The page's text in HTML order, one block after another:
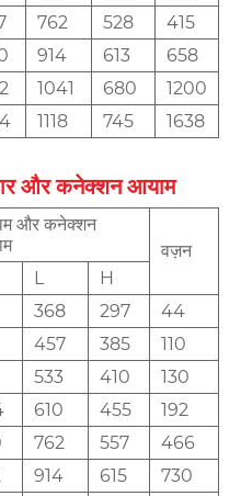
762 528
415
914 613
658
1041 680
1200
1118 745 1638
और कनेक्शन आयाम
और कनेक्शन
वज़न
L
H
368 297
44
457 385
110
533 410
130
610 455
192
762 557
466
914 615
730